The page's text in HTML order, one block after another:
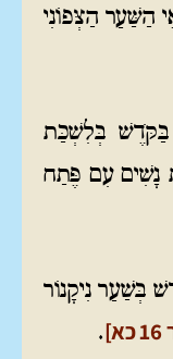
הַשַּׁעַר הַצְּפוֹנִי
בְּלִשְׁכַּת
נָשִׁים עִם פֶּתַח
בְּשַׁעַר נִיקָנוֹר
.